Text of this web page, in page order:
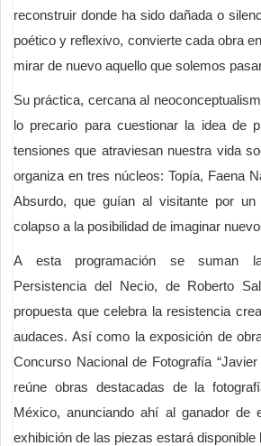
reconstruir donde ha sido dañada o
poético y reflexivo, convierte cada obra
mirar de nuevo aquello que solemos
Su práctica, cercana al
lo precario para cuestionar la idea de
tensiones que atraviesan nuestra vida
organiza en tres núcleos: Topía, Faena
Absurdo, que guían al visitante por
colapso a la posibilidad de imaginar
A esta programación se suman
Persistencia del Necio, de Roberto
propuesta que celebra la resistencia
audaces. Así como la exposición de
Concurso Nacional de Fotografía
reúne obras destacadas de la
México, anunciando ahí al ganador de
exhibición de las piezas estará disponible